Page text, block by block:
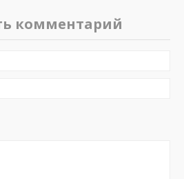
комментарий